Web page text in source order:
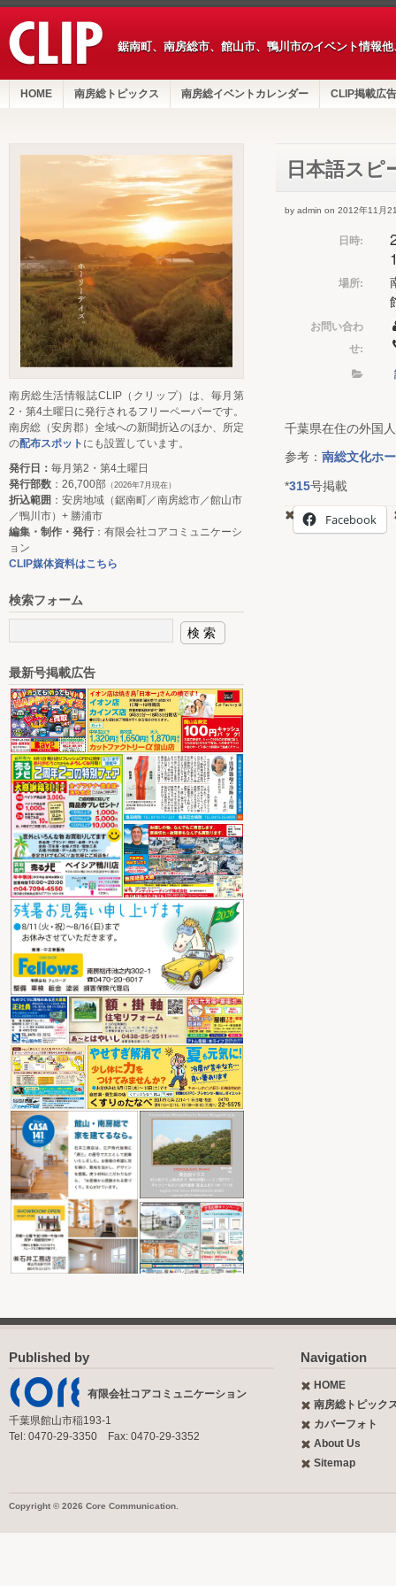
鋸南町、南房総市、館山市、鴨川市のイベント情報
HOME 南房総トピックス 南房総イベントカレンダー CLIP掲載広告
日本語スピ
by admin on 2012年11月
日時:
場所:
お問い合わ
せ:
千葉県在住の外国
参考： 南総文化ホ
*315号掲載
Facebook
南房総生活情報誌CLIP（クリップ）は、毎月第
2・第4土曜日に発行されるフリーペーパーです。
南房総（安房郡）全域への新聞折込のほか、所定
の配布スポット にも設置しています。
発行日： 毎月第2・第4土曜日
発行部数 ：26,700部 （2026年7月現在）
折込範囲 ：安房地域（鋸南町／南房総市／館山市
／鴨川市）+ 勝浦市
編集・制作・発行：有限会社コアコミュニケーシ
ョン
CLIP媒体資料はこちら
検索フォーム
最新号掲載広告
Published by
有限会社コアコミュニケーション
千葉県館山市稲193-1
Tel: 0470-29-3350 Fax: 0470-29-3352
Navigation
HOME
南房総トピック
カバーフォト
About Us
Sitemap
Copyright © 2026 Core Communication.